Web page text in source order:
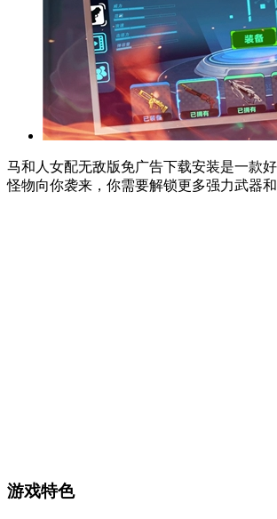
马和人女配无敌版免广告下载安装是一款
怪物向你袭来，你需要解锁更多强力武器
游戏特色